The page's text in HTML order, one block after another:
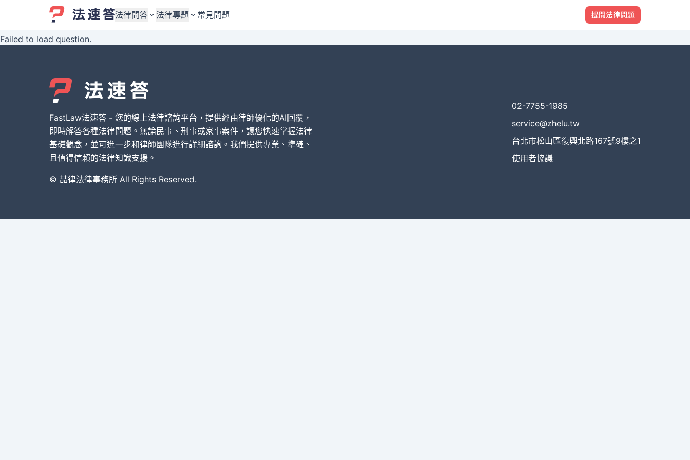
法律問答
婚姻與監護權
債務與債權
刑事犯罪案件
其他案件類型
法律專題
婚姻與監護權
債務與債權
刑事犯罪案件
其他案件類型
常見問題 提問法律問題
Failed to load question.
FastLaw法速答 - 您的線上法律諮詢平台，提供經由律師優化的AI回覆，
即時解答各種法律問題。無論民事、刑事或家事案件，讓您快速掌握法律
基礎觀念，並可進一步和律師團隊進行詳細諮詢。我們提供專業、準確、
且值得信賴的法律知識支援。
© 喆律法律事務所 All Rights Reserved.
02-7755-1985
service@zhelu.tw
台北市松山區復興北路167號9樓之1
使用者協議